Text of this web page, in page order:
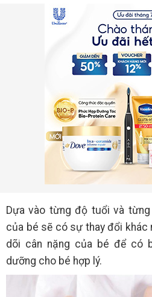
Dựa vào từng độ tuổi và
của bé sẽ có sự thay đổi khác
dõi cân nặng của bé để có
dưỡng cho bé hợp lý.